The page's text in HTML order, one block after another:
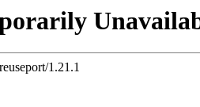
1.21.1